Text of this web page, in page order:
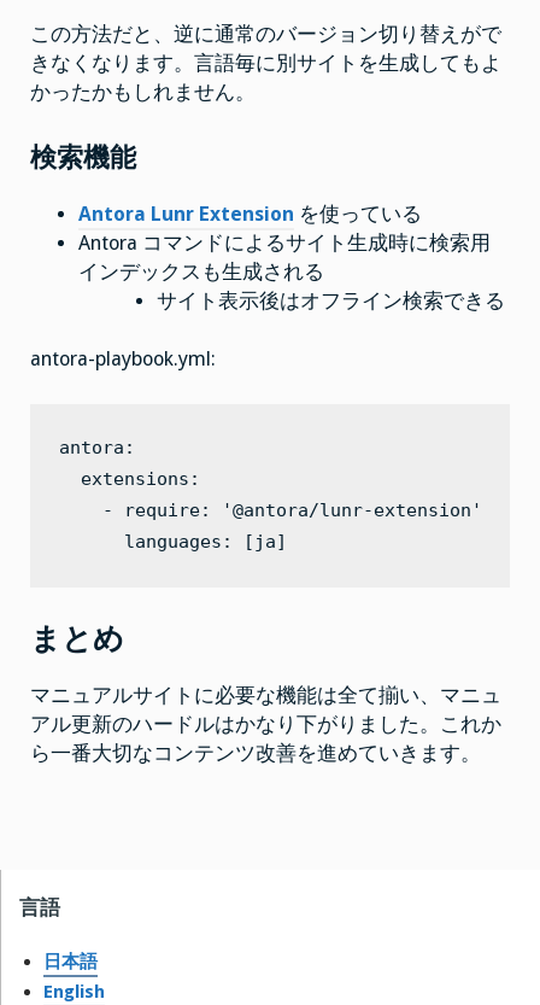
この方法だと、逆に通常のバージョン切り替えがで
きなくなります。言語毎に別サイトを生成してもよ
かったかもしれません。
検索機能
Antora Lunr Extension を使っている
Antora コマンドによるサイト生成時に検索用
インデックスも生成される
サイト表示後はオフライン検索できる
antora-playbook.yml:
antora:
  extensions:
    - require: '@antora/lunr-extension'
      languages: [ja]
まとめ
マニュアルサイトに必要な機能は全て揃い、マニュ
アル更新のハードルはかなり下がりました。これか
ら一番大切なコンテンツ改善を進めていきます。
言語
日本語
English